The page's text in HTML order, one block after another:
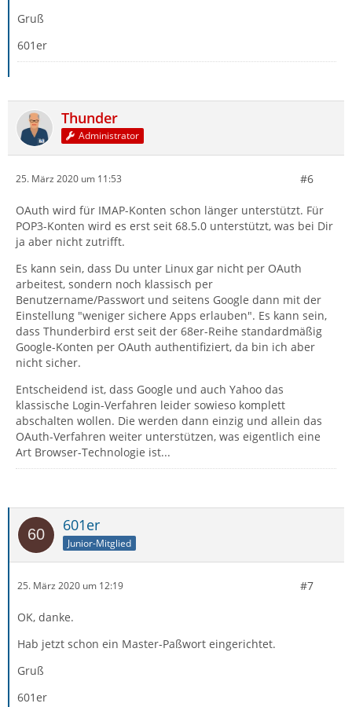
Gruß
601er
Thunder
Administrator
25. März 2020 um 11:53 #6
OAuth wird für IMAP-Konten schon länger unterstützt. Für
POP3-Konten wird es erst seit 68.5.0 unterstützt, was bei Dir
ja aber nicht zutrifft.
Es kann sein, dass Du unter Linux gar nicht per OAuth
arbeitest, sondern noch klassisch per
Benutzername/Passwort und seitens Google dann mit der
Einstellung "weniger sichere Apps erlauben". Es kann sein,
dass Thunderbird erst seit der 68er-Reihe standardmäßig
Google-Konten per OAuth authentifiziert, da bin ich aber
nicht sicher.
Entscheidend ist, dass Google und auch Yahoo das
klassische Login-Verfahren leider sowieso komplett
abschalten wollen. Die werden dann einzig und allein das
OAuth-Verfahren weiter unterstützen, was eigentlich eine
Art Browser-Technologie ist...
601er
Junior-Mitglied
25. März 2020 um 12:19 #7
OK, danke.
Hab jetzt schon ein Master-Paßwort eingerichtet.
Gruß
601er